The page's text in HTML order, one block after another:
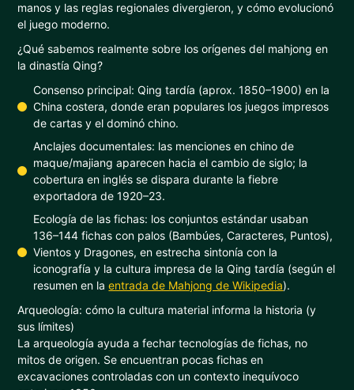
manos y las reglas regionales divergieron, y cómo evolucionó
el juego moderno.
¿Qué sabemos realmente sobre los orígenes del mahjong en
la dinastía Qing?
Consenso principal: Qing tardía (aprox. 1850–1900) en la
China costera, donde eran populares los juegos impresos
de cartas y el dominó chino.
Anclajes documentales: las menciones en chino de
maque/majiang aparecen hacia el cambio de siglo; la
cobertura en inglés se dispara durante la fiebre
exportadora de 1920–23.
Ecología de las fichas: los conjuntos estándar usaban
136–144 fichas con palos (Bambúes, Caracteres, Puntos),
Vientos y Dragones, en estrecha sintonía con la
iconografía y la cultura impresa de la Qing tardía (según el
resumen en laentrada de Mahjong de Wikipedia).
Arqueología: cómo la cultura material informa la historia (y
sus límites)
La arqueología ayuda a fechar tecnologías de fichas, no
mitos de origen. Se encuentran pocas fichas en
excavaciones controladas con un contexto inequívoco